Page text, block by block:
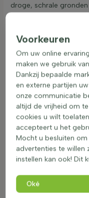
droge, schrale
tegen droogte en
Onderhoud van
stimuleren
Stipa, ook bekend als
tuinen. Het is een
zomer prachtig is in
biedt zaden die vogels
belangrijk voor een
Hieronder staan de
Zorg voor een
grond.
Snoei in maart
gezonde hergroei
Voorkeuren
Om uw online
maken we gebruik
Dankzij bepaalde
en externe partijen
onze communicatie
altijd de vrijheid om
cookies u wilt
accepteert u het
Mocht u besluiten
advertenties te willen
instellen kan ook! Dit
Oké